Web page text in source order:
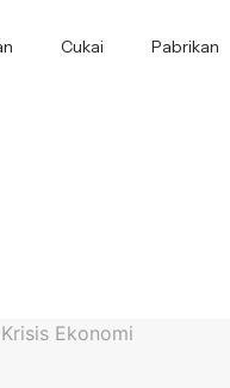
Cukai Pabrikan